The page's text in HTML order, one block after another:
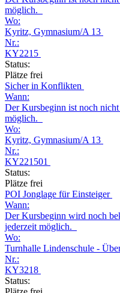
möglich.
Wo:
Kyritz, Gymnasium/A 13
Nr.:
KY2215
Status:
Plätze frei
Sicher in Konflikten
Wann:
Der Kursbeginn ist noch
möglich.
Wo:
Kyritz, Gymnasium/A 13
Nr.:
KY221501
Status:
Plätze frei
POI Jonglage für Einsteiger
Wann:
Der Kursbeginn wird noch
jederzeit möglich.
Wo:
Turnhalle Lindenschule -
Nr.:
KY3218
Status: